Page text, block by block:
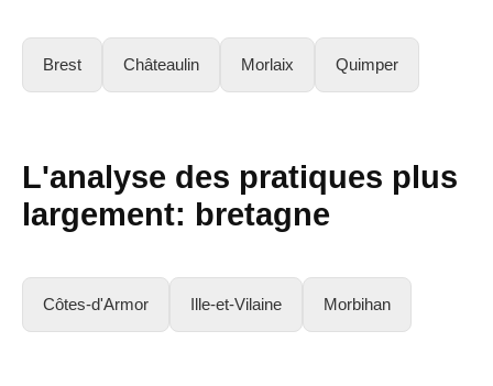
Brest Châteaulin Morlaix Quimper
L'analyse des pratiques plus
largement: bretagne
Côtes-d'Armor Ille-et-Vilaine Morbihan